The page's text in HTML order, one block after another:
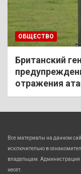
ОБЩЕСТВО
Британский
отражения
Все материалы на данном
исключительно в
владельцам. Администрация
несет.